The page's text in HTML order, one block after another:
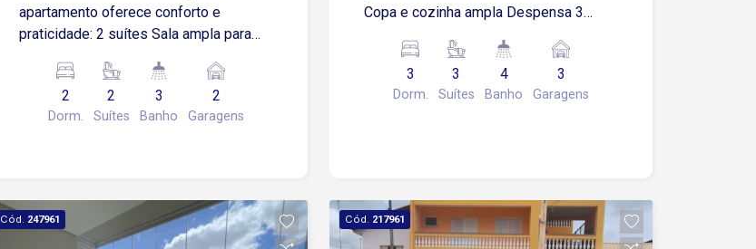
apartamento oferece conforto e
praticidade: 2 suítes Sala ampla para
infraestrutura para churrasqueira a gás
Lavabo Cozinha funcional Lazer
Completo: Piscinas adulto e infantil
pet place Coworking e espaço beleza
Oficina compartilhada e bike rack
2
Dorm.
2
Suítes
3
Banho
2
Garagens
Copa e cozinha ampla Despensa 3
banheiro com banheira de
hidromassagem Sacadas em todos os
quartos e salas Todo modulado, com ar
churrasqueira Gerador próprio para
elevadores e áreas comuns Situado na
3
Dorm.
3
Suítes
4
Banho
3
Garagens
Cód. 247961 Cód. 217961